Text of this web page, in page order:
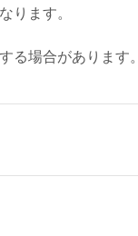
ります。
る場合があります。